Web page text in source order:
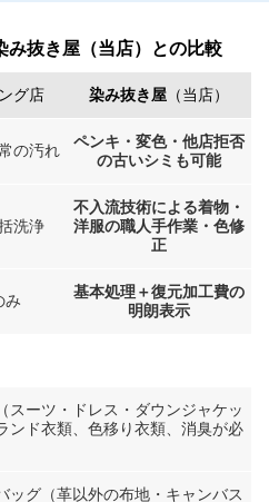
抜き屋（当店）との比較
グ店 染み抜き屋 （当店）
の汚れ
ペンキ・変色・他店拒否
の古いシミも可能
洗浄
不入流技術による着物・
洋服の職人手作業・色修
正
み
基本処理＋復元加工費の
明朗表示
スーツ・ドレス・ダウンジャケッ
ンド衣類、色移り衣類、消臭が必
ッグ（革以外の布地・キャンバス